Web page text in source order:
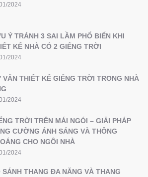
2024
Ý TRÁNH 3 SAI LẦM PHỔ BIẾN KHI
KẾ NHÀ CÓ 2 GIẾNG TRỜI
2024
VẤN THIẾT KẾ GIẾNG TRỜI TRONG NHÀ
2024
TRỜI TRÊN MÁI NGÓI – GIẢI PHÁP
CƯỜNG ÁNH SÁNG VÀ THÔNG
CHO NGÔI NHÀ
2024
SÁNH THANG ĐA NĂNG VÀ THANG